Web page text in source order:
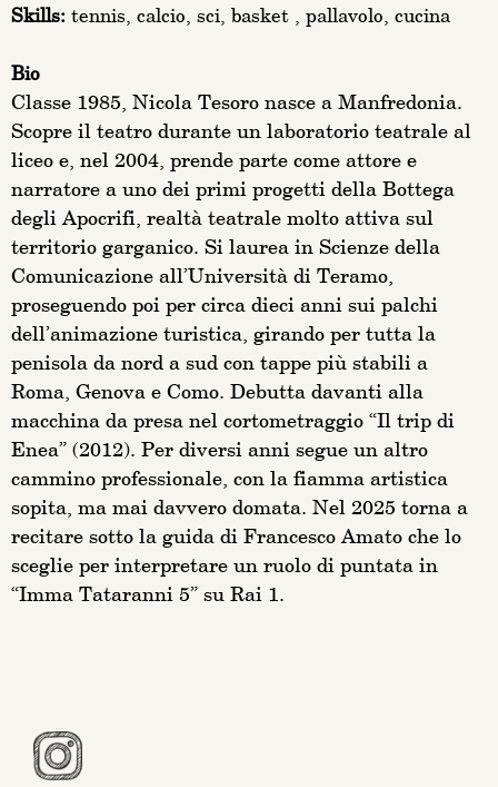
Skills: tennis, calcio, sci, basket , pallavolo, cucina
Bio
Classe 1985, Nicola Tesoro nasce a Manfredonia.
Scopre il teatro durante un laboratorio teatrale al
liceo e, nel 2004, prende parte come attore e
narratore a uno dei primi progetti della Bottega
degli Apocrifi, realtà teatrale molto attiva sul
territorio garganico. Si laurea in Scienze della
Comunicazione all’Università di Teramo,
proseguendo poi per circa dieci anni sui palchi
dell’animazione turistica, girando per tutta la
penisola da nord a sud con tappe più stabili a
Roma, Genova e Como. Debutta davanti alla
macchina da presa nel cortometraggio “Il trip di
Enea” (2012). Per diversi anni segue un altro
cammino professionale, con la fiamma artistica
sopita, ma mai davvero domata. Nel 2025 torna a
recitare sotto la guida di Francesco Amato che lo
sceglie per interpretare un ruolo di puntata in
“Imma Tataranni 5” su Rai 1.